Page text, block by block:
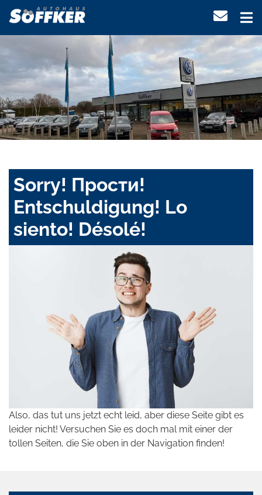
Sorry! Прости!
Entschuldigung! Lo
siento! Désolé!
Also, das tut uns jetzt echt leid, aber diese Seite gibt es
leider nicht! Versuchen Sie es doch mal mit einer der
tollen Seiten, die Sie oben in der Navigation finden!